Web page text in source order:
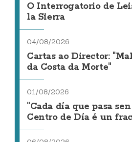
O Interrogatorio de
la Sierra
04/08/2026
Cartas ao Director:
da Costa da Morte"
01/08/2026
"Cada día que pasa
Centro de Día é un